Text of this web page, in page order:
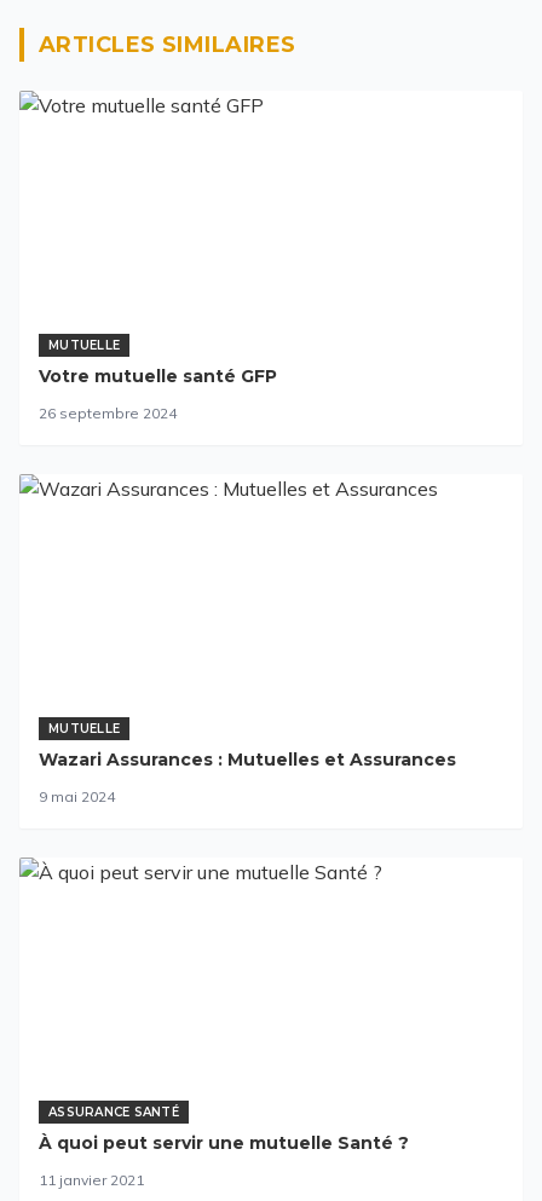
ARTICLES SIMILAIRES
MUTUELLE
Votre mutuelle santé GFP
26 septembre 2024
MUTUELLE
Wazari Assurances : Mutuelles et Assurances
9 mai 2024
ASSURANCE SANTÉ
À quoi peut servir une mutuelle Santé ?
11 janvier 2021